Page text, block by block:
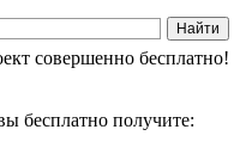
совершенно бесплатно!
бесплатно получите: